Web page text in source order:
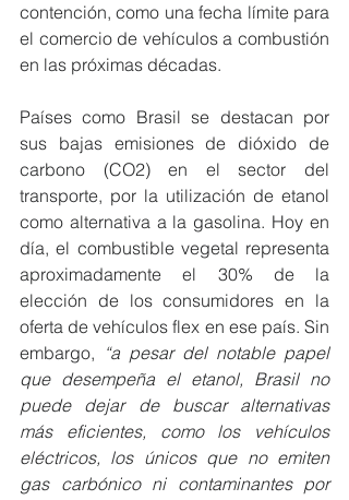
contención, como una fecha límite para
el comercio de vehículos a combustión
en las próximas décadas.
Países como Brasil se destacan por
sus bajas emisiones de dióxido de
carbono (CO2) en el sector del
transporte, por la utilización de etanol
como alternativa a la gasolina. Hoy en
día, el combustible vegetal representa
aproximadamente el 30% de la
elección de los consumidores en la
oferta de vehículos flex en ese país. Sin
embargo, “a pesar del notable papel
que desempeña el etanol, Brasil no
puede dejar de buscar alternativas
más eficientes, como los vehículos
eléctricos, los únicos que no emiten
gas carbónico ni contaminantes por